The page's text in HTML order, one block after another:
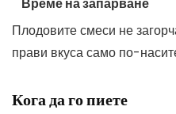
Плодовите смеси не
прави вкуса само по-
Кога да го пиете